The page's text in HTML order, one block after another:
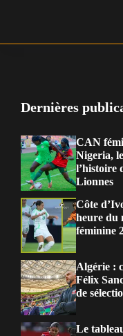
Dernières
CAN
Nigeria,
l’histoire
Lionnes
Côte
heure du
féminine
Algérie :
Félix
de
Le